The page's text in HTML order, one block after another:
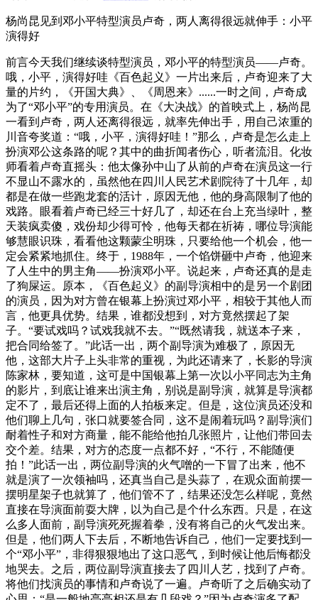
杨尚昆见到邓小平特型演员卢奇，两人离得很远就伸手：小平
演得好
前言今天我们继续谈特型演员，邓小平的特型演员——卢奇。
哦，小平，演得好哇《百色起义》一片出来后，卢奇迎来了大
量的片约，《开国大典》、《周恩来》......一时之间，卢奇成
为了“邓小平”的专用演员。在《大决战》的首映式上，杨尚昆
一看到卢奇，两人还离得很远，就率先伸出手，用自己浓重的
川音夸奖道：“哦，小平，演得好哇！”那么，卢奇是怎么走上
扮演邓公这条路的呢？其中的曲折闻者伤心，听者流泪。化妆
师看着卢奇直摇头：他太像孙中山了从前的卢奇在演员这一行
不显山不露水的，虽然他在四川人民艺术剧院待了十几年，却
都是在做一些跑龙套的活计，原因无他，他的身高限制了他的
戏路。眼看着卢奇已经三十好几了，却还在台上充当绿叶，整
天装疯卖傻，戏份却少得可怜，他每天都在祈祷，哪位导演能
够慧眼识珠，看看他这颗蒙尘明珠，只要给他一个机会，他一
定会紧紧地抓住。终于，1988年，一个馅饼砸中卢奇，他迎来
了人生中的男主角——扮演邓小平。说起来，卢奇还真的是走
了狗屎运。原本，《百色起义》的副导演相中的是另一个剧团
的演员，因为对方曾在银幕上扮演过邓小平，相较于其他人而
言，他更具优势。结果，谁都没想到，对方竟然摆起了架
子。“要试戏吗？试戏我就不去。”“既然请我，就送本子来，
把合同给签了。”此话一出，两个副导演为难极了，原因无
他，这部大片子上头非常的重视，为此还请来了，长影的导演
陈家林，要知道，这可是中国银幕上第一次以小平同志为主角
的影片，到底让谁来出演主角，别说是副导演，就算是导演都
定不了，最后还得上面的人拍板来定。但是，这位演员还没和
他们聊上几句，张口就要签合同，这不是闹着玩吗？副导演们
耐着性子和对方商量，能不能给他拍几张照片，让他们带回去
交个差。结果，对方的态度一点都不好，“不行，不能随便
拍！”此话一出，两位副导演的火气噌的一下冒了出来，他不
就是演了一次领袖吗，还真当自己是头蒜了，在观众面前摆一
摆明星架子也就算了，他们管不了，结果还没怎么样呢，竟然
直接在导演面前耍大牌，以为自己是个什么东西。只是，在这
么多人面前，副导演死死握着拳，没有将自己的火气发出来。
但是，他们两人下去后，不断地告诉自己，他们一定要找到一
个“邓小平”，非得狠狠地出了这口恶气，到时候让他后悔都没
地哭去。之后，两位副导演直接去了四川人艺，找到了卢奇。
将他们找演员的事情和卢奇说了一遍。卢奇听了之后确实动了